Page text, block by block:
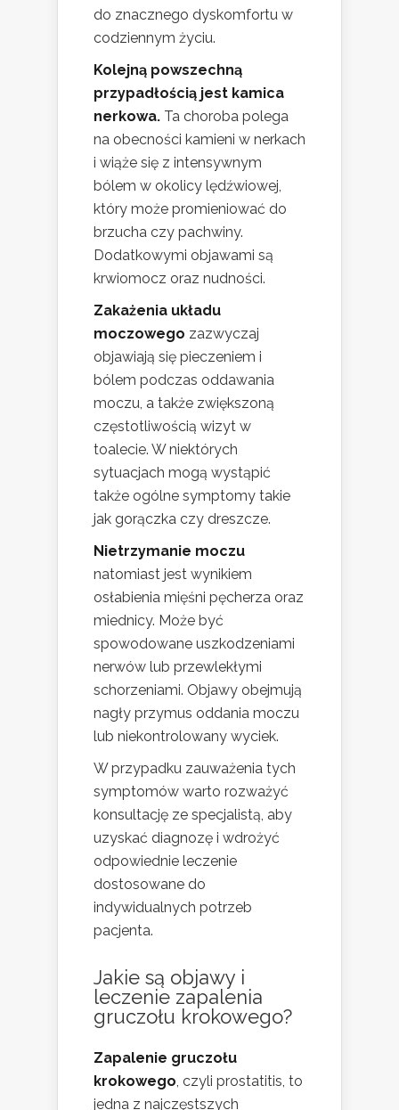
do znacznego dyskomfortu w
codziennym życiu.
Kolejną powszechną
przypadłością jest kamica
nerkowa. Ta choroba polega
na obecności kamieni w nerkach
i wiąże się z intensywnym
bólem w okolicy lędźwiowej,
który może promieniować do
brzucha czy pachwiny.
Dodatkowymi objawami są
krwiomocz oraz nudności.
Zakażenia układu
moczowego zazwyczaj
objawiają się pieczeniem i
bólem podczas oddawania
moczu, a także zwiększoną
częstotliwością wizyt w
toalecie. W niektórych
sytuacjach mogą wystąpić
także ogólne symptomy takie
jak gorączka czy dreszcze.
Nietrzymanie moczu
natomiast jest wynikiem
osłabienia mięśni pęcherza oraz
miednicy. Może być
spowodowane uszkodzeniami
nerwów lub przewlekłymi
schorzeniami. Objawy obejmują
nagły przymus oddania moczu
lub niekontrolowany wyciek.
W przypadku zauważenia tych
symptomów warto rozważyć
konsultację ze specjalistą, aby
uzyskać diagnozę i wdrożyć
odpowiednie leczenie
dostosowane do
indywidualnych potrzeb
pacjenta.
Jakie są objawy i
leczenie zapalenia
gruczołu krokowego?
Zapalenie gruczołu
krokowego, czyli prostatitis, to
jedna z najczęstszych